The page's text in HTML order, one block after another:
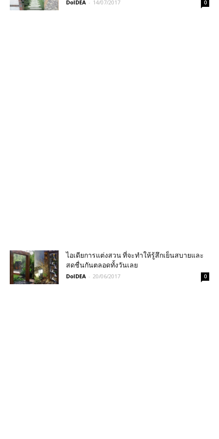
DoIDEA - 14/07/2017 0
ไอเดียการแต่งสวน ที่จะทำให้รู้สึกเย็นสบายและ
สดชื่นกันตลอดทั้งวันเลย
DoIDEA - 20/06/2017 0